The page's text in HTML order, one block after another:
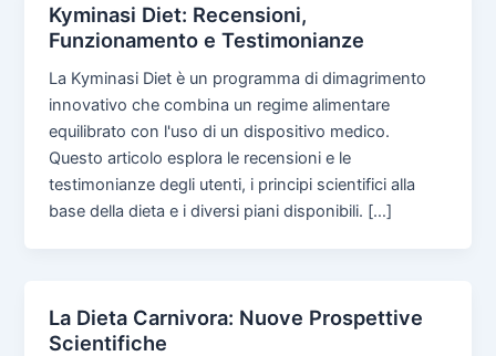
Kyminasi Diet: Recensioni,
Funzionamento e Testimonianze
La Kyminasi Diet è un programma di dimagrimento
innovativo che combina un regime alimentare
equilibrato con l'uso di un dispositivo medico.
Questo articolo esplora le recensioni e le
testimonianze degli utenti, i principi scientifici alla
base della dieta e i diversi piani disponibili. […]
La Dieta Carnivora: Nuove Prospettive
Scientifiche